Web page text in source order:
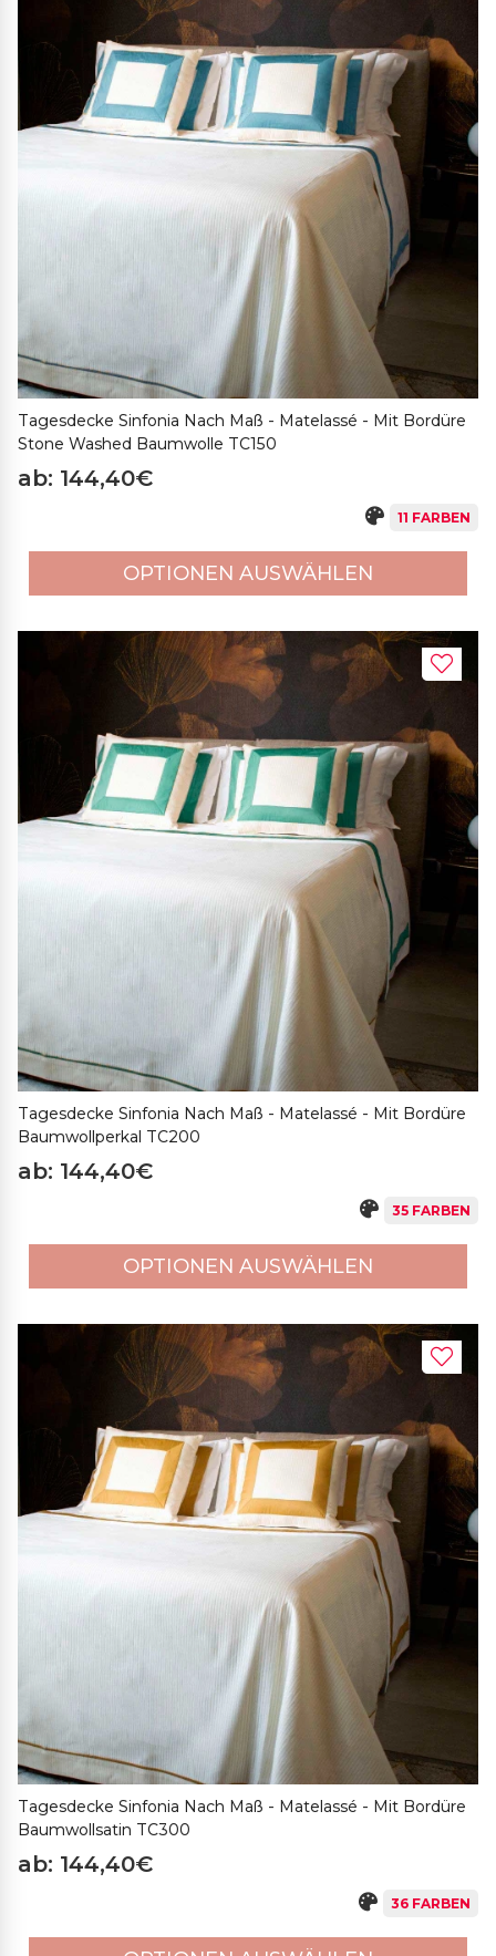
Tagesdecke Sinfonia Nach Maß - Matelassé - Mit Bordüre
Stone Washed Baumwolle TC150
ab: 144,40€
11 FARBEN
OPTIONEN AUSWÄHLEN
Tagesdecke Sinfonia Nach Maß - Matelassé - Mit Bordüre
Baumwollperkal TC200
ab: 144,40€
35 FARBEN
OPTIONEN AUSWÄHLEN
Tagesdecke Sinfonia Nach Maß - Matelassé - Mit Bordüre
Baumwollsatin TC300
ab: 144,40€
36 FARBEN